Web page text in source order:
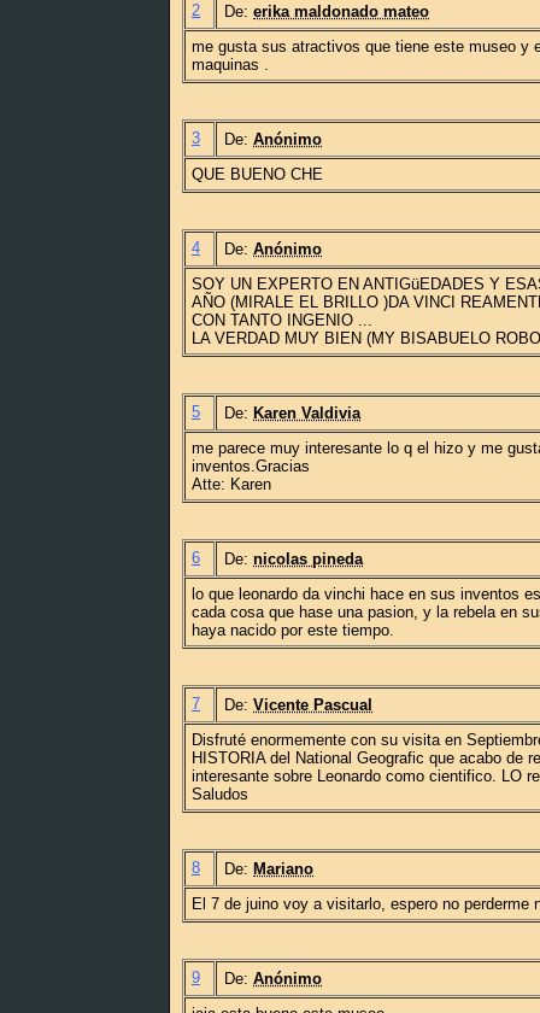
2 De: erika maldonado mateo
me gusta sus atractivos que tiene este museo y
maquinas .
3 De: Anónimo
QUE BUENO CHE
4 De: Anónimo
SOY UN EXPERTO EN ANTIGüEDADES Y
AÑO (MIRALE EL BRILLO )DA VINCI
CON TANTO INGENIO ...
LA VERDAD MUY BIEN (MY BISABUELO
5 De: Karen Valdivia
me parece muy interesante lo q el hizo y me
inventos.Gracias
Atte: Karen
6 De: nicolas pineda
lo que leonardo da vinchi hace en sus inventos
cada cosa que hase una pasion, y la rebela en
haya nacido por este tiempo.
7 De: Vicente Pascual
Disfruté enormemente con su visita en
HISTORIA del National Geografic que acabo de
interesante sobre Leonardo como cientifico. LO
Saludos
8 De: Mariano
El 7 de juino voy a visitarlo, espero no perderme
9 De: Anónimo